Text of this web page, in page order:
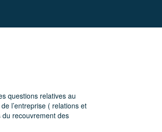
questions relatives au
l’entreprise ( relations et
recouvrement des